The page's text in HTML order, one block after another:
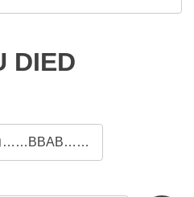
DIED
……BBAB……